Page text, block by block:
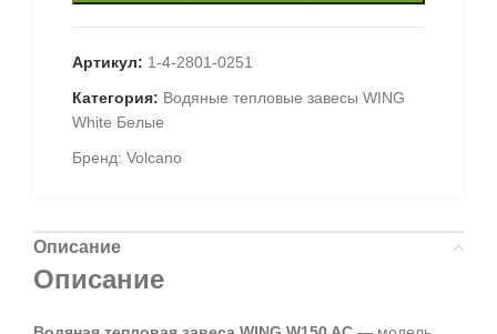
Артикул: 1-4-2801-0251
Категория: Водяные тепловые завесы WING
White Белые
Бренд: Volcano
Описание
Описание